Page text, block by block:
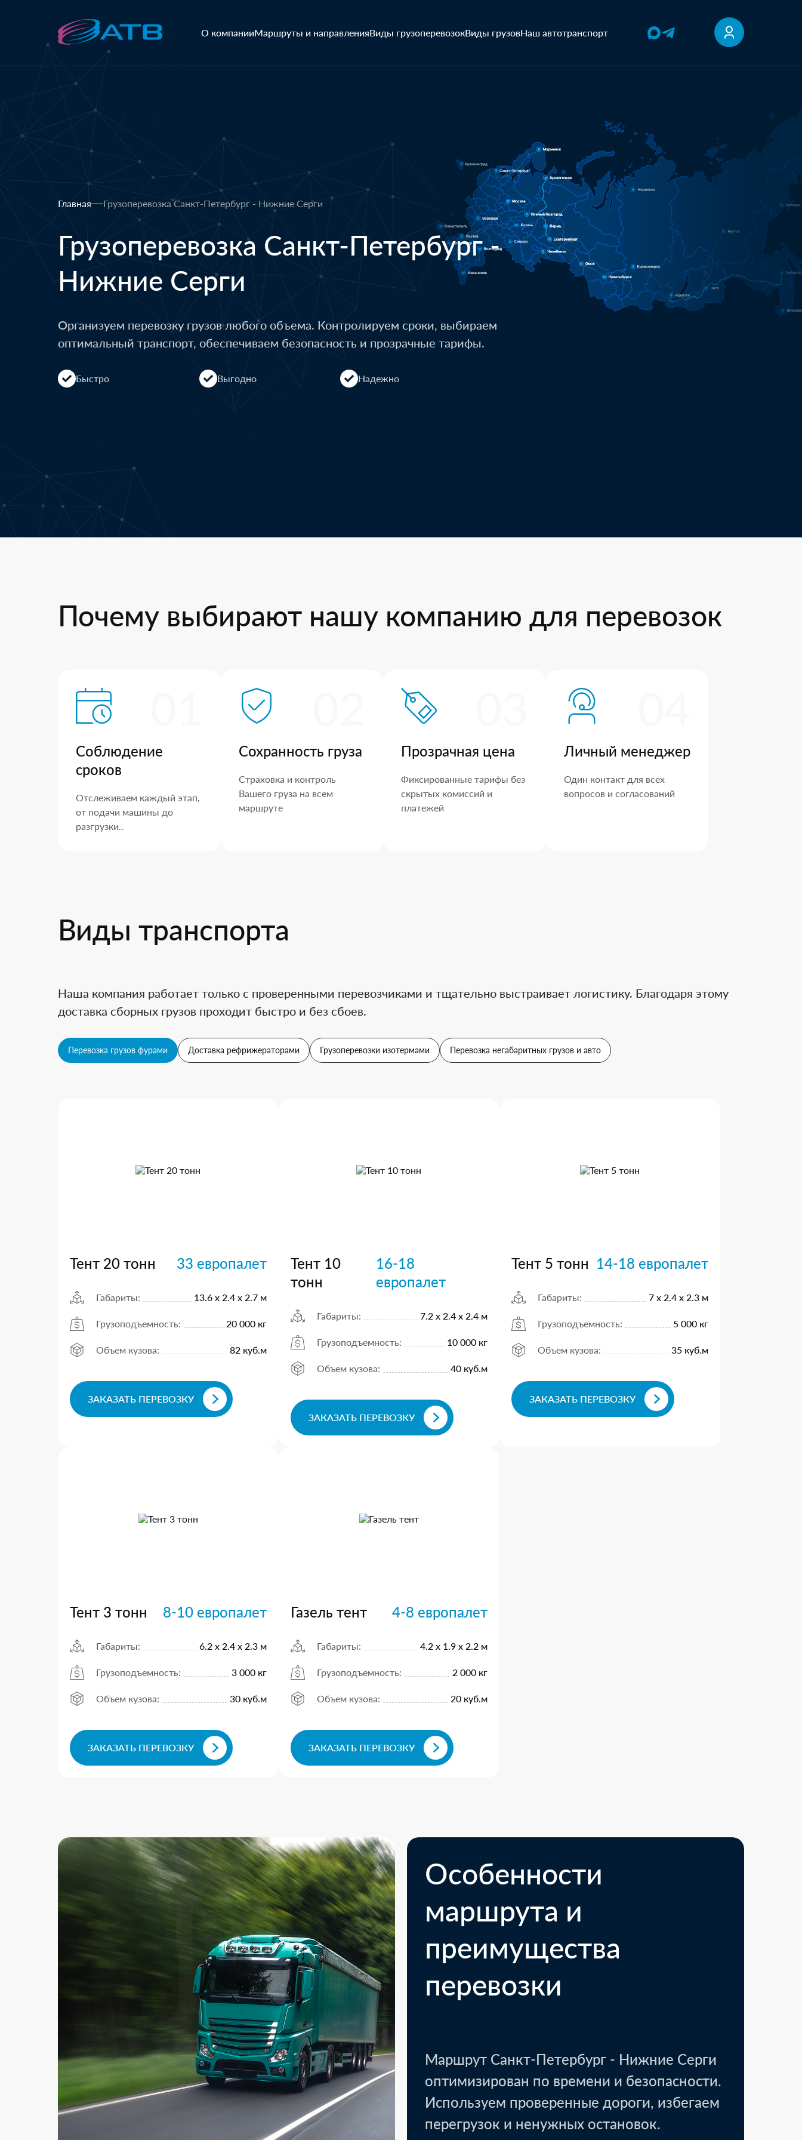
О компанииМаршруты и направленияВиды грузоперевозокВиды грузовНаш автотранспорт
Главная Грузоперевозка Санкт-Петербург - Нижние Серги
Грузоперевозка Санкт-Петербург -
Нижние Серги
Организуем перевозку грузов любого объема. Контролируем сроки, выбираем
оптимальный транспорт, обеспечиваем безопасность и прозрачные тарифы.
Быстро Выгодно Надежно
Почему выбирают нашу компанию для перевозок
Соблюдение
сроков
Отслеживаем каждый этап,
от подачи машины до
разгрузки..
Сохранность груза
Страховка и контроль
Вашего груза на всем
маршруте
Прозрачная цена
Фиксированные тарифы без
скрытых комиссий и
платежей
Личный менеджер
Один контакт для всех
вопросов и согласований
Виды транспорта
Наша компания работает только с проверенными перевозчиками и тщательно выстраивает логистику. Благодаря этому
доставка сборных грузов проходит быстро и без сбоев.
Перевозка грузов фурами Доставка рефрижераторами Грузоперевозки изотермами Перевозка негабаритных грузов и авто
Тент 20 тонн 33 европалет
Габариты: 13.6 х 2.4 х 2.7 м
Грузоподъемность: 20 000 кг
Объем кузова: 82 куб.м
ЗАКАЗАТЬ ПЕРЕВОЗКУ
Тент 10
тонн
16-18
европалет
Габариты: 7.2 х 2.4 х 2.4 м
Грузоподъемность: 10 000 кг
Объем кузова: 40 куб.м
ЗАКАЗАТЬ ПЕРЕВОЗКУ
Тент 5 тонн 14-18 европалет
Габариты: 7 х 2.4 х 2.3 м
Грузоподъемность: 5 000 кг
Объем кузова: 35 куб.м
ЗАКАЗАТЬ ПЕРЕВОЗКУ
Тент 3 тонн 8-10 европалет
Габариты: 6.2 х 2.4 х 2.3 м
Грузоподъемность: 3 000 кг
Объем кузова: 30 куб.м
ЗАКАЗАТЬ ПЕРЕВОЗКУ
Газель тент 4-8 европалет
Габариты: 4.2 х 1.9 х 2.2 м
Грузоподъемность: 2 000 кг
Объем кузова: 20 куб.м
ЗАКАЗАТЬ ПЕРЕВОЗКУ
Особенности
маршрута и
преимущества
перевозки
Маршрут Санкт-Петербург - Нижние Серги
оптимизирован по времени и безопасности.
Используем проверенные дороги, избегаем
перегрузок и ненужных остановок.
1 паллет - текстиль, упаковочные материалы
1 день
LTL доставка.